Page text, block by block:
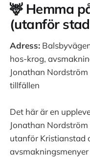
🦌 Hemma
(utanför
Adress:
hos-krog,
Jonathan Nordström
tillfällen
Det här är en
Jonathan
utanför Kristianstad